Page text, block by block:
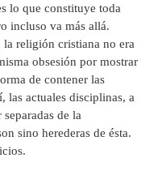
lo que constituye toda
incluso va más allá.
religión cristiana no era
obsesión por mostrar
de contener las
las actuales disciplinas, a
de la
sino herederas de ésta.